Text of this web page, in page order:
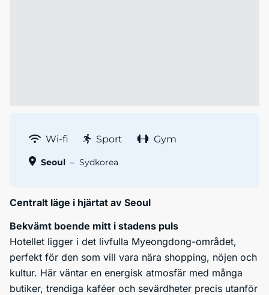
Wi-fi Sport Gym
Seoul – Sydkorea
Centralt läge i hjärtat av Seoul
Bekvämt boende mitt i stadens puls
Hotellet ligger i det livfulla Myeongdong-området,
perfekt för den som vill vara nära shopping, nöjen och
kultur. Här väntar en energisk atmosfär med många
butiker, trendiga kaféer och sevärdheter precis utanför